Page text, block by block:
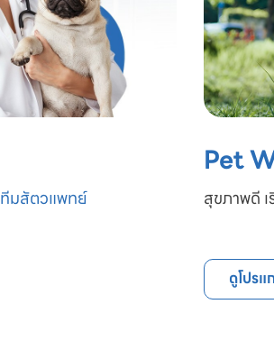
ทีมสัตวแพทย์
Pet
สุขภาพดี
ดูโปร